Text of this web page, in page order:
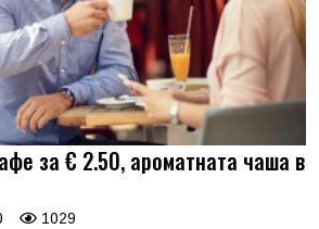
за € 2.50, ароматната чаша в
1029